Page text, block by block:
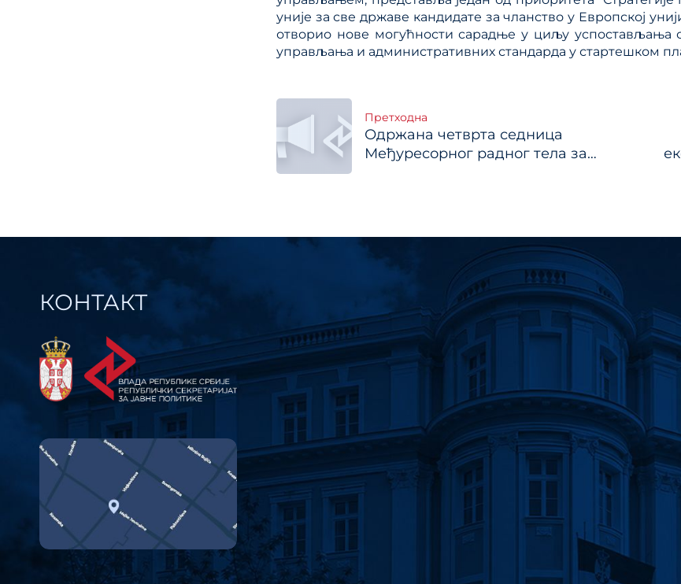
уније за све државе кандидате за чланство у Европској
отворио нове могућности сарадње у циљу успостављања
управљања и административних стандарда у стартешком
Кретање
чланка
Претходна
Одржана четврта седница
Међуресорног радног тела за
КОНТАКТ